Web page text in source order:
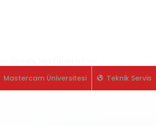
Mastercam Üniversitesi Teknik Servis